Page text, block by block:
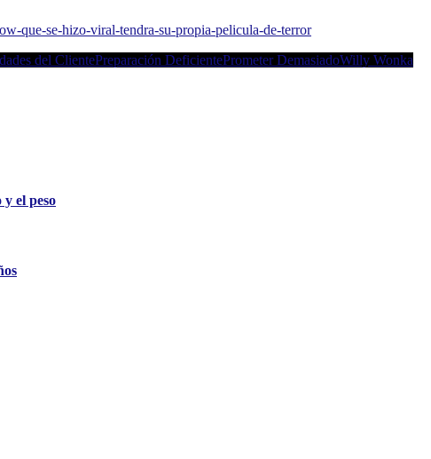
que-se-hizo-viral-tendra-su-propia-pelicula-de-terror
del ClientePreparación DeficientePrometer DemasiadoWilly Wonka
el peso